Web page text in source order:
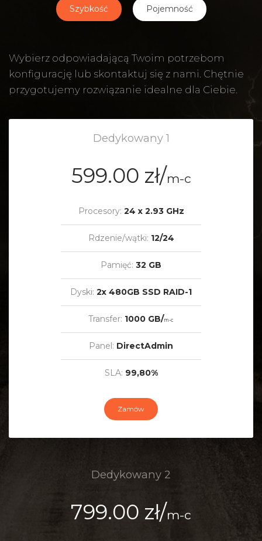
Szybkość Pojemność
Wybierz odpowiadającą Twoim potrzebom
konfigurację lub skontaktuj się z nami. Chętnie
przygotujemy rozwiązanie idealne dla Ciebie.
Dedykowany 1
599.00 zł/m-c
Procesory: 24 x 2.93 GHz
Rdzenie/wątki: 12/24
Pamięć: 32 GB
Dyski: 2x 480GB SSD RAID-1
Transfer: 1000 GB/m-c
Panel: DirectAdmin
SLA: 99,80%
Zamów
Dedykowany 2
799.00 zł/m-c